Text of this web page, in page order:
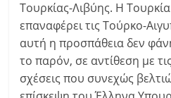
Τουρκίας-Λιβύης. Η
επαναφέρει τις Τούρκο-
αυτή η προσπάθεια δεν
το παρόν, σε αντίθεση με
σχέσεις που συνεχώς